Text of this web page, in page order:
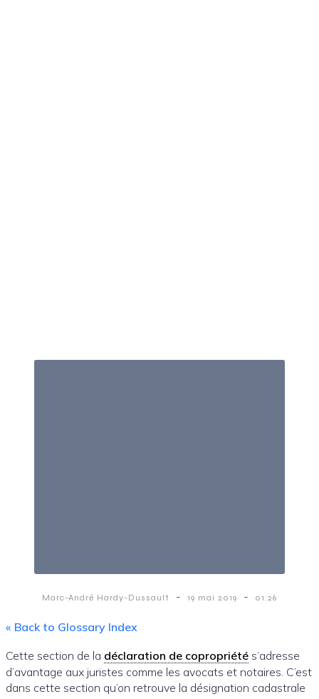
Marc-André Hardy-Dussault - 19 mai 2019 - 01:26
« Back to Glossary Index
Cette section de la déclaration de copropriété s’adresse
d’avantage aux juristes comme les avocats et notaires. C’est
dans cette section qu’on retrouve la désignation cadastrale